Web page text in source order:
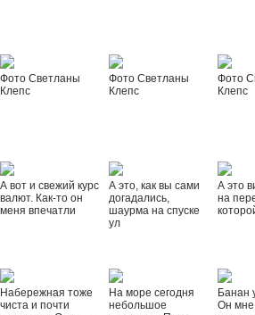
Фото Светланы
Клепс
Фото Светланы
Клепс
Фото
Клепс
А вот и свежий курс
валют. Как-то он
меня впечатли
А это, как вы сами
догадались,
шаурма на спуске
ул
А это
на
Набережная тоже
чиста и почти
На море сегодня
небольшое
Банан
Он мне